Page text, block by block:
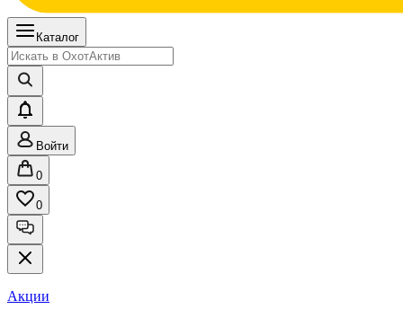
Каталог
Войти
0
0
Акции